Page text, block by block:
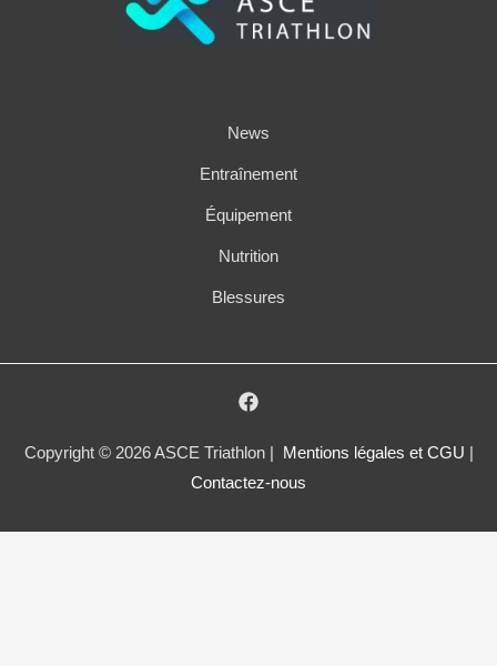
News
Entraînement
Équipement
Nutrition
Blessures
Copyright © 2026 ASCE Triathlon | Mentions légales et CGU
Contactez-nous